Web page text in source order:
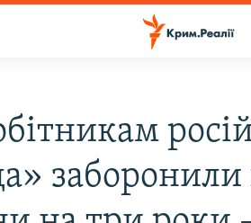
заборонили